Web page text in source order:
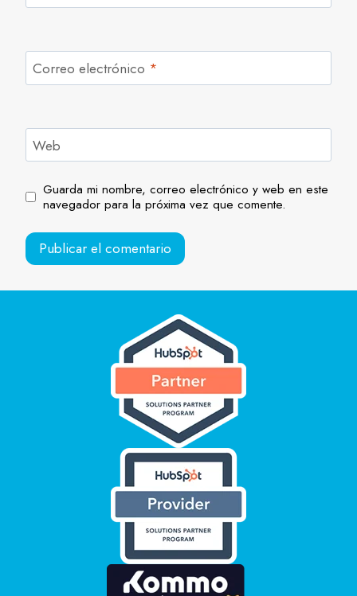
Correo electrónico *
Web
Guarda mi nombre, correo electrónico y web en este
navegador para la próxima vez que comente.